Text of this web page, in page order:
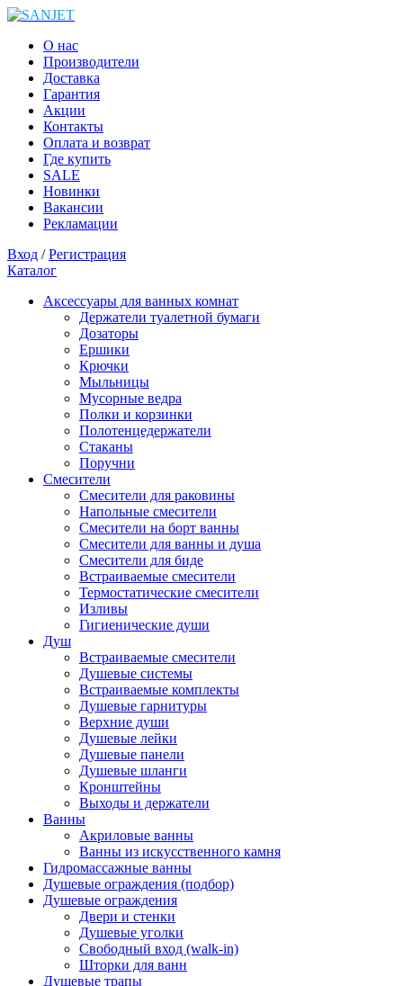
О нас
Производители
Доставка
Гарантия
Акции
Контакты
Оплата и возврат
Где купить
SALE
Новинки
Вакансии
Рекламации
Вход /Регистрация
Каталог
Аксессуары для ванных комнат
Держатели туалетной бумаги
Дозаторы
Ершики
Крючки
Мыльницы
Мусорные ведра
Полки и корзинки
Полотенцедержатели
Стаканы
Поручни
Смесители
Смесители для раковины
Напольные смесители
Смесители на борт ванны
Смесители для ванны и душа
Смесители для биде
Встраиваемые смесители
Термостатические смесители
Изливы
Гигиенические души
Душ
Встраиваемые смесители
Душевые системы
Встраиваемые комплекты
Душевые гарнитуры
Верхние души
Душевые лейки
Душевые панели
Душевые шланги
Кронштейны
Выходы и держатели
Ванны
Акриловые ванны
Ванны из искусственного камня
Гидромассажные ванны
Душевые ограждения (подбор)
Душевые ограждения
Двери и стенки
Душевые уголки
Свободный вход (walk-in)
Шторки для ванн
Душевые трапы